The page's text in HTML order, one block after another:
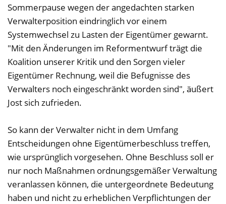
Sommerpause wegen der angedachten starken
Verwalterposition eindringlich vor einem
Systemwechsel zu Lasten der Eigentümer gewarnt.
"Mit den Änderungen im Reformentwurf trägt die
Koalition unserer Kritik und den Sorgen vieler
Eigentümer Rechnung, weil die Befugnisse des
Verwalters noch eingeschränkt worden sind", äußert
Jost sich zufrieden.
So kann der Verwalter nicht in dem Umfang
Entscheidungen ohne Eigentümerbeschluss treffen,
wie ursprünglich vorgesehen. Ohne Beschluss soll er
nur noch Maßnahmen ordnungsgemäßer Verwaltung
veranlassen können, die untergeordnete Bedeutung
haben und nicht zu erheblichen Verpflichtungen der